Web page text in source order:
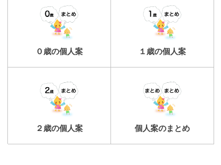
０歳の個人案 １歳の個人案
２歳の個人案 個人案のまとめ